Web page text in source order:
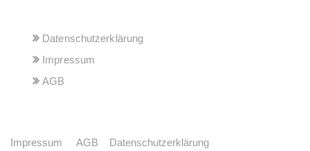
Datenschutzerklärung
Impressum
AGB
Impressum AGB Datenschutzerklärung